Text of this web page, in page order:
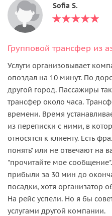
Sofia S.
Услуги организовывает
опоздал на 10 минут. По
другой город. Пассажиры
трансфер около часа.
времени. Время
из переписки с ними, в
относятся к клиенту. Есть
понять" или не отвечают на
"прочитайте мое
прибыли за 30 мин до
посадки, хотя организатор
На рейс успели. Но я бы
услугами другой компании.